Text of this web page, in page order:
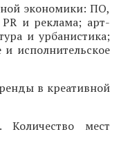
экономики: ПО,
и реклама; арт-
и урбанистика;
исполнительское
в креативной
. Количество мест